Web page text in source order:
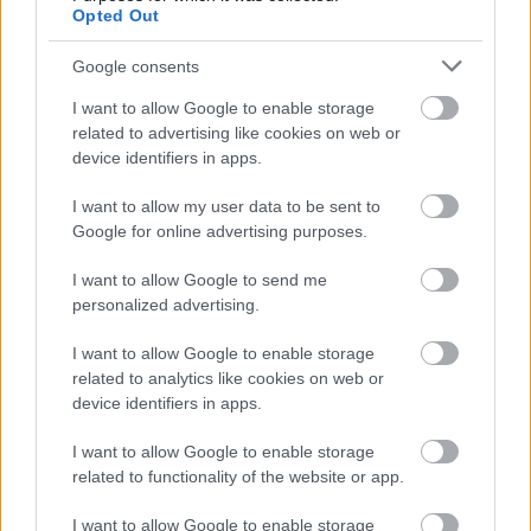
Opted Out
Google consents
I want to allow Google to enable storage
related to advertising like cookies on web or
device identifiers in apps.
I want to allow my user data to be sent to
Google for online advertising purposes.
I want to allow Google to send me
personalized advertising.
I want to allow Google to enable storage
related to analytics like cookies on web or
device identifiers in apps.
I want to allow Google to enable storage
related to functionality of the website or app.
I want to allow Google to enable storage
Τα best seller των πρώτων 10
Κυριαρχία συνολικά για το μοσχοπουλημένο
CFMoto 450MT, τρομάζουν ευχάριστα οι
πωλήσεις της σειράς Tracer 9, κάτι αντίστοιχο
συμβαίνει και με το Voge DS800X Rally. Στη
γκάμα της Honda κυριάρχησε το άλλοτε best
seller NX500 (CΒ500Χ) και στην αντίστοιχη της